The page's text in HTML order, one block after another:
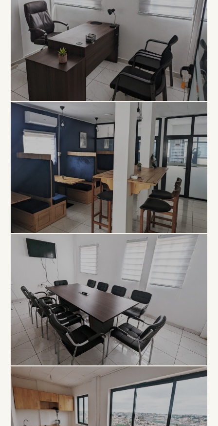
EXCLUSIVITÉ
Bureau
Privé
À PARTIR DE 80 000 FCFA / MOIS
COLLABORATIF
Open
Space
À PARTIR DE 5 000 FCFA / JOUR
PROFESSIONNEL
Salle de
Réunion